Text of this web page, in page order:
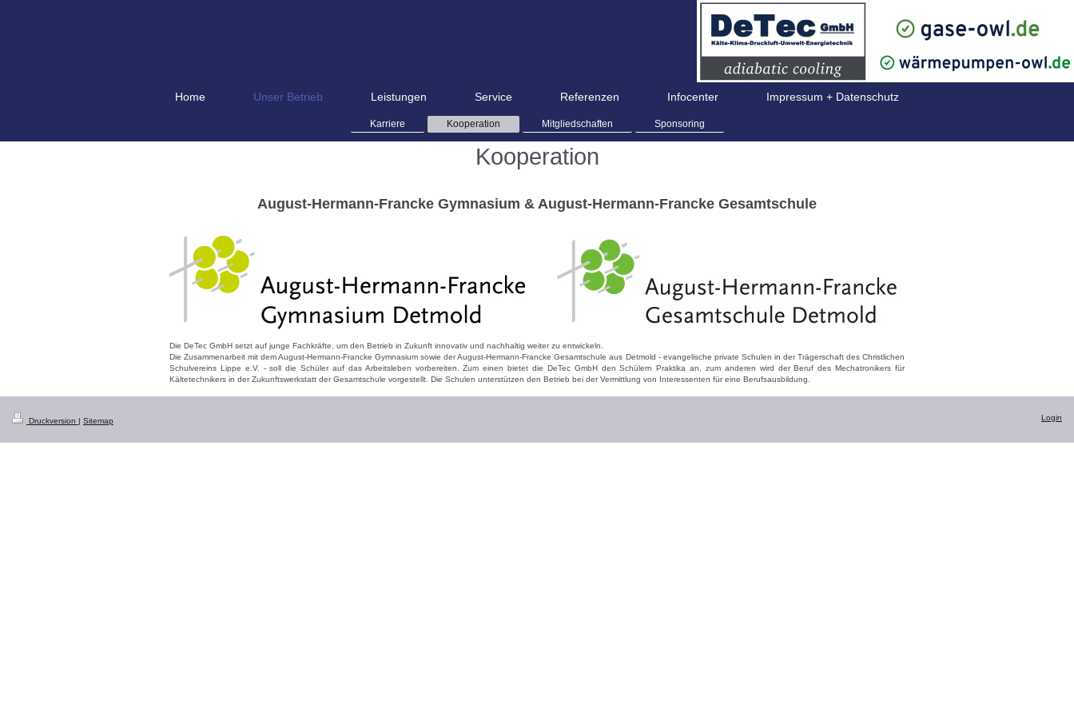
Home Unser Betrieb Leistungen Service Referenzen Infocenter Impressum + Datenschutz
Karriere Kooperation Mitgliedschaften Sponsoring
Kooperation
August-Hermann-Francke Gymnasium & August-Hermann-Francke Gesamtschule
Die DeTec GmbH setzt auf junge Fachkräfte, um den Betrieb in Zukunft innovativ und nachhaltig weiter zu entwickeln.
Die Zusammenarbeit mit dem August-Hermann-Francke Gymnasium sowie der August-Hermann-Francke Gesamtschule aus Detmold - evangelische private Schulen in der Trägerschaft des Christlichen
Schulvereins Lippe e.V. - soll die Schüler auf das Arbeitsleben vorbereiten. Zum einen bietet die DeTec GmbH den Schülern Praktika an, zum anderen wird der Beruf des Mechatronikers für
Kältetechnikers in der Zukunftswerkstatt der Gesamtschule vorgestellt. Die Schulen unterstützen den Betrieb bei der Vermittlung von Interessenten für eine Berufsausbildung.
Druckversion Sitemap Login